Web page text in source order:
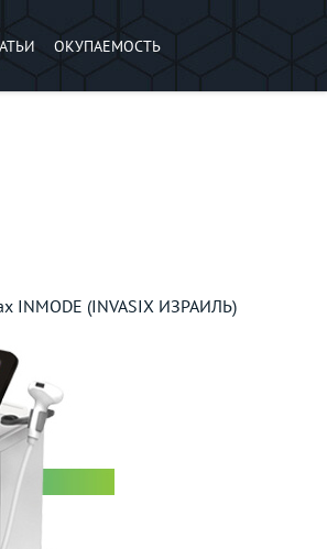
ОКУПАЕМОСТЬ
INMODE (INVASIX ИЗРАИЛЬ)